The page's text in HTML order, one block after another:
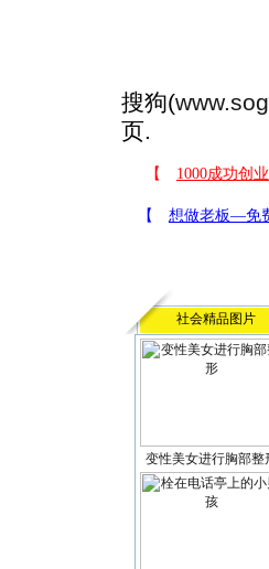
搜狗(
页.
社会精品图片
变性美女进行胸部整